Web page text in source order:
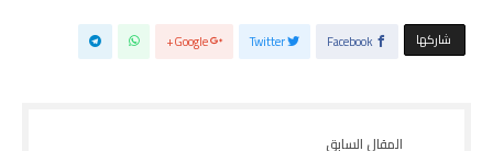
‫‫ شاركها‬ Facebook
Twitter
Google+